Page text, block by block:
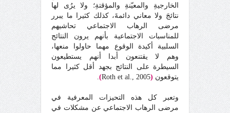
الخارجيةِ والمعيّنةِ والمؤقتةِ؛ ولا يرُى لها
نتائجَ ولا معاني دائمةَ، كذلك كثيرا ما يبرر
مرضى الرهاب الاجتماعي تحاشيهم
للمناسبات الاجتماعية بأنهم يرون النتائج
السلبية أكيدة الوقوع مهما حاولوا منعها،
وهم لا يقتنعون أبدا أنهم يستطيعون
السيطرة على النتائج بجهد أقل كثيرا مما
يتوقعون (
Roth et al., 2005
)
وتعبر كل هذه التحيزات المعرفية في
مرضى الرهاب الاجتماعي عن مشكلات في